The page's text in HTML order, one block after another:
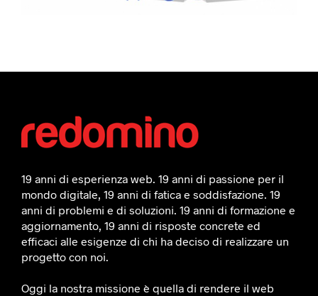
19 anni di esperienza web. 19 anni di passione per il
mondo digitale, 19 anni di fatica e soddisfazione. 19
anni di problemi e di soluzioni. 19 anni di formazione e
aggiornamento, 19 anni di risposte concrete ed
efficaci alle esigenze di chi ha deciso di realizzare un
progetto con noi.
Oggi la nostra missione è quella di rendere il web